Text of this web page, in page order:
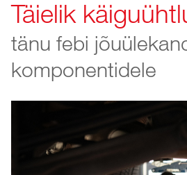
Täielik
tänu febi
komponentidele